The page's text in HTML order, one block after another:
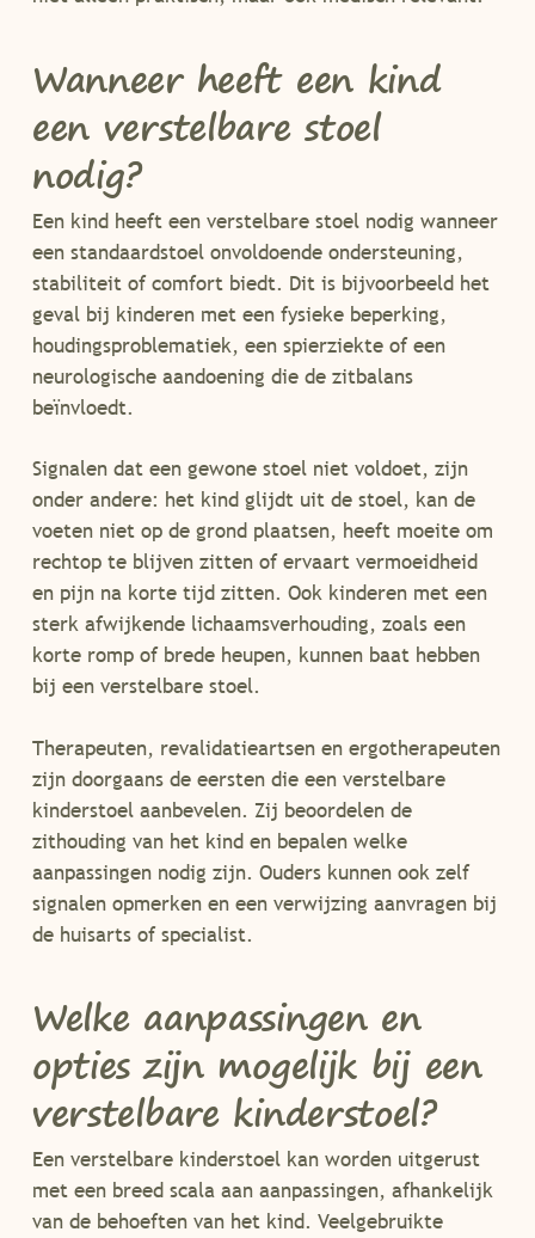
Wanneer heeft een kind
een verstelbare stoel
nodig?
Een kind heeft een verstelbare stoel nodig wanneer
een standaardstoel onvoldoende ondersteuning,
stabiliteit of comfort biedt. Dit is bijvoorbeeld het
geval bij kinderen met een fysieke beperking,
houdingsproblematiek, een spierziekte of een
neurologische aandoening die de zitbalans
beïnvloedt.
Signalen dat een gewone stoel niet voldoet, zijn
onder andere: het kind glijdt uit de stoel, kan de
voeten niet op de grond plaatsen, heeft moeite om
rechtop te blijven zitten of ervaart vermoeidheid
en pijn na korte tijd zitten. Ook kinderen met een
sterk afwijkende lichaamsverhouding, zoals een
korte romp of brede heupen, kunnen baat hebben
bij een verstelbare stoel.
Therapeuten, revalidatieartsen en ergotherapeuten
zijn doorgaans de eersten die een verstelbare
kinderstoel aanbevelen. Zij beoordelen de
zithouding van het kind en bepalen welke
aanpassingen nodig zijn. Ouders kunnen ook zelf
signalen opmerken en een verwijzing aanvragen bij
de huisarts of specialist.
Welke aanpassingen en
opties zijn mogelijk bij een
verstelbare kinderstoel?
Een verstelbare kinderstoel kan worden uitgerust
met een breed scala aan aanpassingen, afhankelijk
van de behoeften van het kind. Veelgebruikte